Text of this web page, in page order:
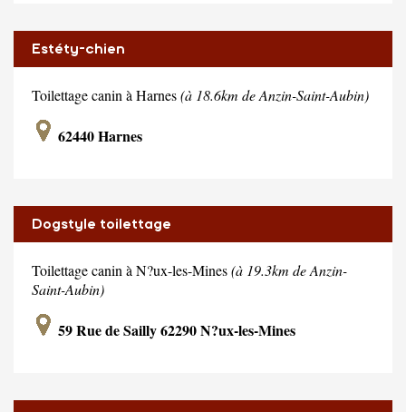
Estéty-chien
Toilettage canin à Harnes(à 18.6km de Anzin-Saint-Aubin)
62440 Harnes
Dogstyle toilettage
Toilettage canin à N?ux-les-Mines(à 19.3km de Anzin-
Saint-Aubin)
59 Rue de Sailly 62290 N?ux-les-Mines